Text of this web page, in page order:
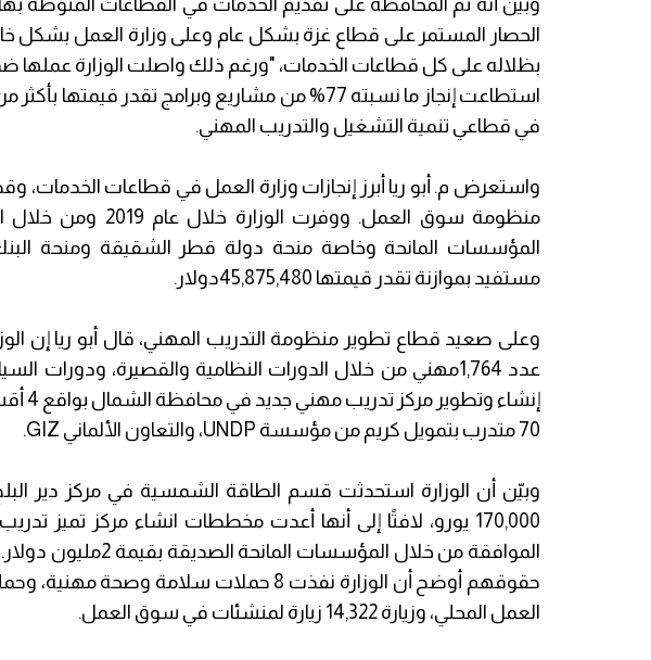
الحصار المستمر على قطاع غزة بشكل عام وعلى وزارة العمل بشكل
في قطاعي تنمية التشغيل والتدريب المهني.
واستعرض م. أبو ريا أبرز إنجازات وزارة العمل في قطاعات الخدمات،
منظومة سوق العمل.
مستفيد بموازنة تقدر قيمتها 45,875,480دولار.
عدد 1,764مهني من خلال الدورات النظامية والقصيرة، ودورات
70 متدرب بتمويل كريم من مؤسسة UNDP، والتعاون الألماني GIZ.
170,000 يورو، لافتًا إلى أنها أعدت مخططات انشاء مركز تميز
الموافقة من خلال
حقوقهم أوضح أن الوزارة نفذت 8 حملات
العمل المحلي، وزيارة 14,322 زيارة لمنشئات في سوق العمل.